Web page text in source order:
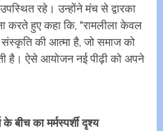
रहे। उन्होंने मंच से द्वारका
करते हुए कहा कि, “रामलीला केवल
की आत्मा है, जो समाज को
है। ऐसे आयोजन नई पीढ़ी को अपने
बीच का मर्मस्पर्शी दृश्य